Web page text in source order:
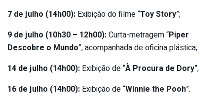
7 de julho (14h00): Exibição do filme “Toy Story”;
9 de julho (10h30 – 12h00):Curta-metragem “Piper
Descobre o Mundo”, acompanhada de oficina plástica;
14 de julho (14h00): Exibição de “À Procura de Dory”;
16 de julho (14h00): Exibição de “Winnie the Pooh”.